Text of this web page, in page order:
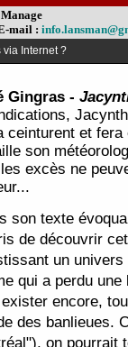
mail :
Internet ?
Gingras -
ceinturent et
son
excès ne
son texte
de découvrir
un
qui a perdu
encore,
des banlieues.
on pourrait